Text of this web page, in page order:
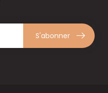
S'abonner